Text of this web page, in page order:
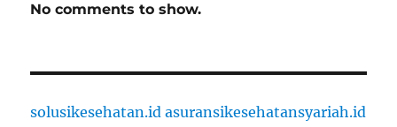
No comments to show.
solusikesehatan.id asuransikesehatansyariah.id